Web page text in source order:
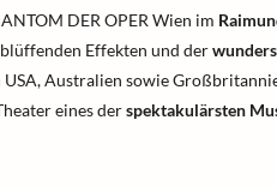
DER OPER Wien im
Effekten und der
Australien sowie
eines derspektakulärsten